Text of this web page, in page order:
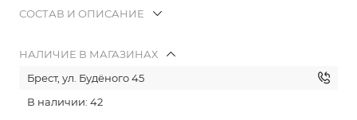
СОСТАВ И ОПИСАНИЕ
НАЛИЧИЕ В МАГАЗИНАХ
Брест, ул. Будёного 45
В наличии: 42